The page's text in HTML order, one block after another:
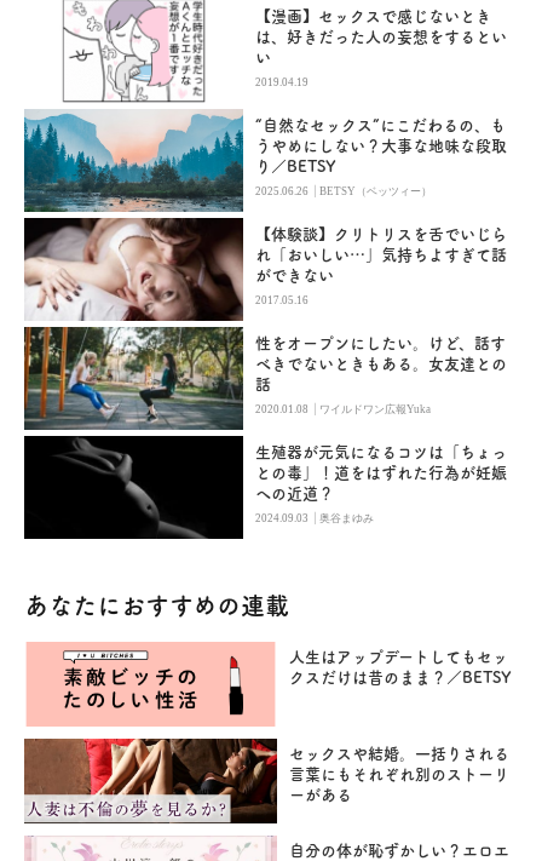
【漫画】セックスで感じないとき
は、好きだった人の妄想をするとい
い
2019.04.19
“自然なセックス”にこだわるの、も
うやめにしない？大事な地味な段取
り／BETSY
2025.06.26 |BETSY（ベッツィー）
【体験談】クリトリスを舌でいじら
れ「おいしい…」気持ちよすぎて話
ができない
2017.05.16
性をオープンにしたい。けど、話す
べきでないときもある。女友達との
話
2020.01.08 | ワイルドワン広報Yuka
生殖器が元気になるコツは「ちょっ
との毒」！道をはずれた行為が妊娠
への近道？
2024.09.03 |奥谷まゆみ
あなたにおすすめの連載
人生はアップデートしてもセッ
クスだけは昔のまま？／BETSY
セックスや結婚。一括りされる
言葉にもそれぞれ別のストーリ
ーがある
自分の体が恥ずかしい？エロエ